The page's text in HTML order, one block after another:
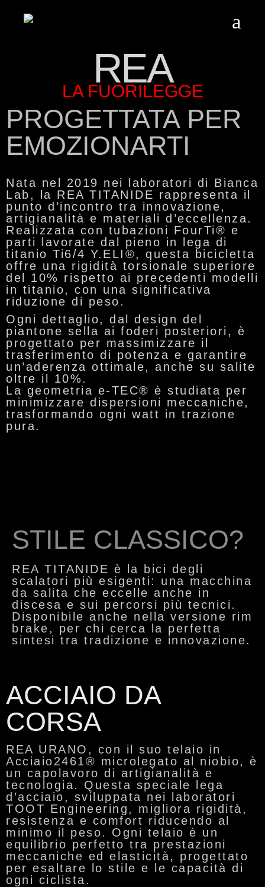
REA
LA FUORILEGGE
PROGETTATA PER
EMOZIONARTI
Nata nel 2019 nei laboratori di Bianca
Lab, la REA TITANIDE rappresenta il
punto d’incontro tra innovazione,
artigianalità e materiali d’eccellenza.
Realizzata con tubazioni FourTi® e
parti lavorate dal pieno in lega di
titanio Ti6/4 Y.ELI®, questa bicicletta
offre una rigidità torsionale superiore
del 10% rispetto ai precedenti modelli
in titanio, con una significativa
riduzione di peso.
Ogni dettaglio, dal design del
piantone sella ai foderi posteriori, è
progettato per massimizzare il
trasferimento di potenza e garantire
un’aderenza ottimale, anche su salite
oltre il 10%.
La geometria e-TEC® è studiata per
minimizzare dispersioni meccaniche,
trasformando ogni watt in trazione
pura.
STILE CLASSICO?
REA TITANIDE è la bici degli
scalatori più esigenti: una macchina
da salita che eccelle anche in
discesa e sui percorsi più tecnici.
Disponibile anche nella versione rim
brake, per chi cerca la perfetta
sintesi tra tradizione e innovazione.
ACCIAIO DA
CORSA
REA URANO , con il suo telaio in
Acciaio2461® microlegato al niobio, è
un capolavoro di artigianalità e
tecnologia. Questa speciale lega
d’acciaio, sviluppata nei laboratori
TOOT Engineering, migliora rigidità,
resistenza e comfort riducendo al
minimo il peso. Ogni telaio è un
equilibrio perfetto tra prestazioni
meccaniche ed elasticità, progettato
per esaltare lo stile e le capacità di
ogni ciclista.